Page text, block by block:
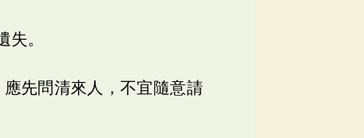
。
先問清來人，不宜隨意請